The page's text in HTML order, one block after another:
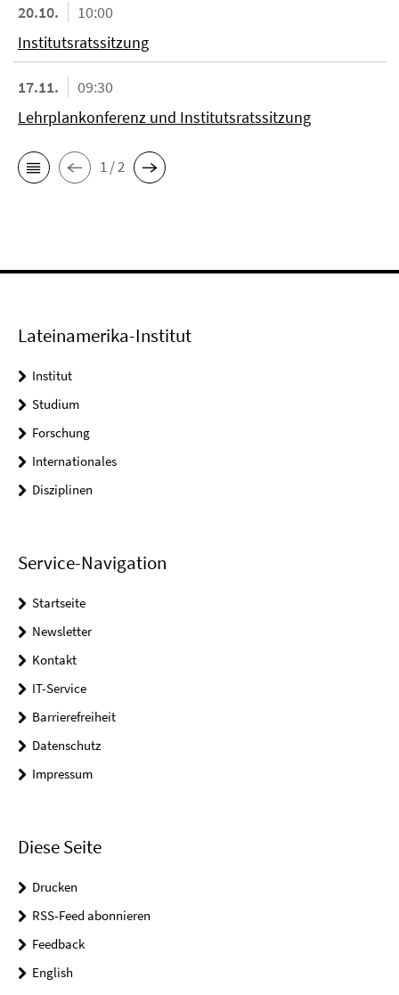
20.10.
10:00
Institutsratssitzung
17.11.
09:30
Lehrplankonferenz und Institutsratssitzung
1 / 2
Lateinamerika-Institut
Institut
Studium
Forschung
Internationales
Disziplinen
Service-Navigation
Startseite
Newsletter
Kontakt
IT-Service
Barrierefreiheit
Datenschutz
Impressum
Diese Seite
Drucken
RSS-Feed abonnieren
Feedback
English